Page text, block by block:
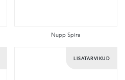
Nupp Spira
LISATARVIKUD